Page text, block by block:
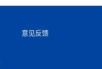
意见反馈